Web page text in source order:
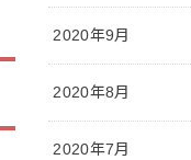
2020年9月
2020年8月
2020年7月